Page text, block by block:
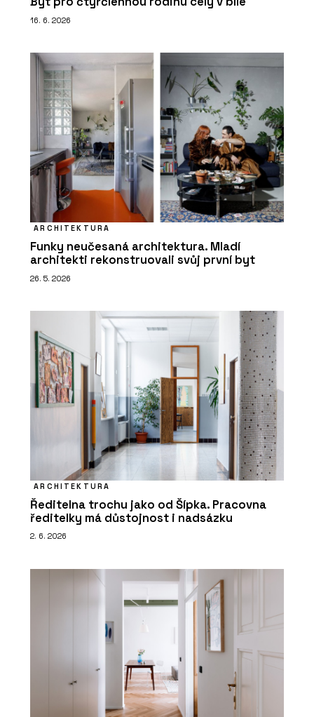
16. 6. 2026
ARCHITEKTURA
Funky neučesaná architektura. Mladí
architekti rekonstruovali svůj první byt
26. 5. 2026
ARCHITEKTURA
Ředitelna trochu jako od Šípka. Pracovna
ředitelky má důstojnost i nadsázku
2. 6. 2026